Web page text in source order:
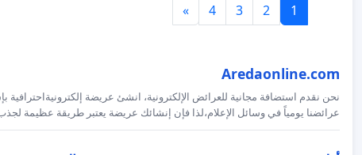
1
2
3
4
»
Aredaonline.com
نحن نقدم استضافة مجانية للعرائض الإلكترونية، انشئ عريضة إلكترونيةاحترافية
عرائضنا يومياً في وسائل الإعلام،لذا فإن إنشائك عريضة يعتبر طريقة عظيمة لجذب